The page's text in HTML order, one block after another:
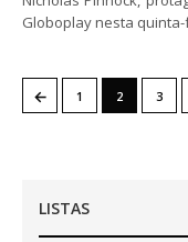
Globoplay nesta quinta-
← 1 2 3
LISTAS